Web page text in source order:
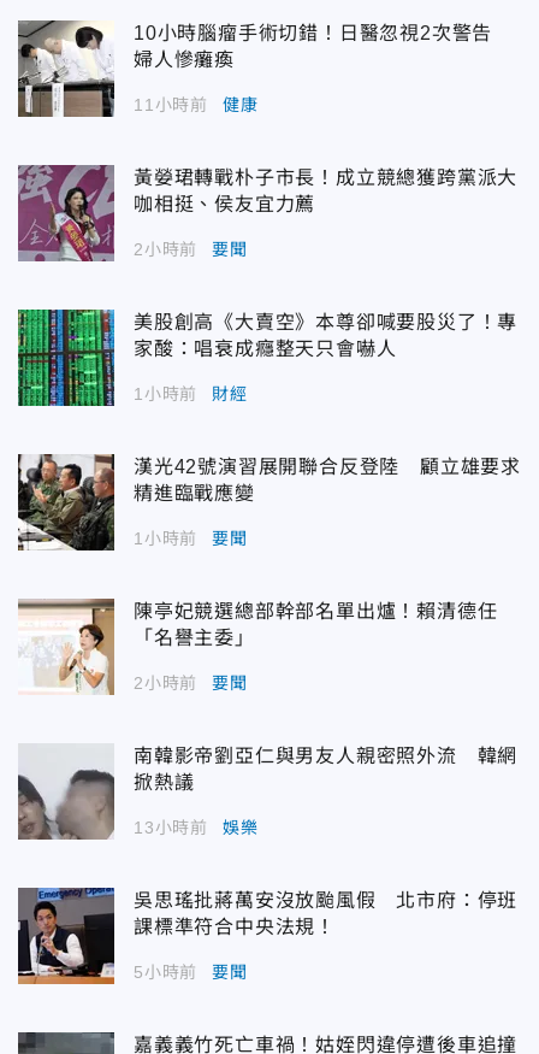
10小時腦瘤手術切錯！日醫忽視2次警告
婦人慘癱瘓
11小時前 健康
黃嫈珺轉戰朴子市長！成立競總獲跨黨派大
咖相挺、侯友宜力薦
2小時前 要聞
美股創高《大賣空》本尊卻喊要股災了！專
家酸：唱衰成癮整天只會嚇人
1小時前 財經
漢光42號演習展開聯合反登陸 顧立雄要求
精進臨戰應變
1小時前 要聞
陳亭妃競選總部幹部名單出爐！賴清德任
「名譽主委」
2小時前 要聞
南韓影帝劉亞仁與男友人親密照外流 韓網
掀熱議
13小時前 娛樂
吳思瑤批蔣萬安沒放颱風假 北市府：停班
課標準符合中央法規！
5小時前 要聞
嘉義義竹死亡車禍！姑姪閃違停遭後車追撞